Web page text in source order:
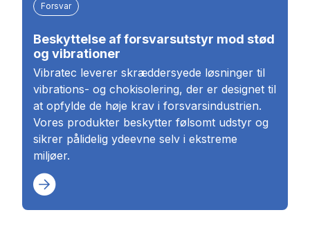
Forsvar
Beskyttelse af forsvarsutstyr mod stød
og vibrationer
Vibratec leverer skræddersyede løsninger til
vibrations- og chokisolering, der er designet til
at opfylde de høje krav i forsvarsindustrien.
Vores produkter beskytter følsomt udstyr og
sikrer pålidelig ydeevne selv i ekstreme
miljøer.